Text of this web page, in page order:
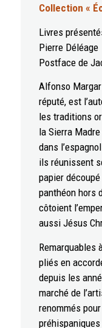
Collection «
Livres
Pierre Déléage
Postface de
Alfonso
réputé, est
les traditions
la Sierra
dans
ils réunissent
papier
panthéon hors
côtoient
aussi Jésus
Remarquables
pliés en
depuis les
marché de
renommés